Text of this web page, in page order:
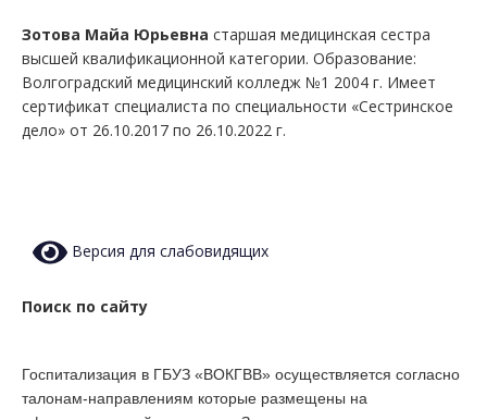
Зотова Майа Юрьевна старшая медицинская сестра
высшей квалификационной категории. Образование:
Волгоградский медицинский колледж №1 2004 г. Имеет
сертификат специалиста по специальности «Сестринское
дело» от 26.10.2017 по 26.10.2022 г.
Версия для слабовидящих
Поиск по сайту
Госпитализация в ГБУЗ «ВОКГВВ» осуществляется согласно
талонам-направлениям которые размещены на